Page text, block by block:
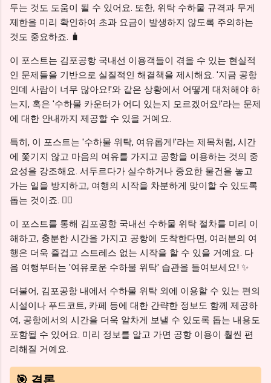
두는 것도 도움이 될 수 있어요. 또한, 위탁 수하물 규격과 무게
제한을 미리 확인하여 초과 요금이 발생하지 않도록 주의하는
것도 중요하죠. 🧳
이 포스트는 김포공항 국내선 이용객들이 겪을 수 있는 현실적
인 문제들을 기반으로 실질적인 해결책을 제시해요. '지금 공항
인데 사람이 너무 많아요!'와 같은 상황에서 어떻게 대처해야 하
는지, 혹은 '수하물 카운터가 어디 있는지 모르겠어요!'라는 문제
에 대한 안내까지 제공할 수 있을 거예요.
특히, 이 포스트는 '수하물 위탁, 여유롭게!'라는 제목처럼, 시간
에 쫓기지 않고 마음의 여유를 가지고 공항을 이용하는 것의 중
요성을 강조해요. 서두르다가 실수하거나 중요한 물건을 놓고
가는 일을 방지하고, 여행의 시작을 차분하게 맞이할 수 있도록
돕는 것이죠. 🧘‍♀️
이 포스트를 통해 김포공항 국내선 수하물 위탁 절차를 미리 이
해하고, 충분한 시간을 가지고 공항에 도착한다면, 여러분의 여
행은 더욱 즐겁고 스트레스 없는 시작을 할 수 있을 거예요. 다
음 여행부터는 '여유로운 수하물 위탁' 습관을 들여보세요! ✨
더불어, 김포공항 내에서 수하물 위탁 외에 이용할 수 있는 편의
시설이나 푸드코트, 카페 등에 대한 간략한 정보도 함께 제공하
여, 공항에서의 시간을 더욱 알차게 보낼 수 있도록 돕는 내용도
포함될 수 있어요. 미리 정보를 알고 가면 공항 이용이 훨씬 편
리해질 거예요.
🎯 결론